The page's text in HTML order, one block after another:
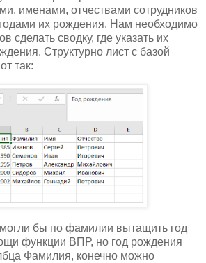
именами, отчествами сотрудников
их рождения. Нам необходимо
сделать сводку, где указать их
Структурно лист с базой
так:
бы по фамилии вытащить год
функции ВПР, но год рождения
Фамилия, конечно можно